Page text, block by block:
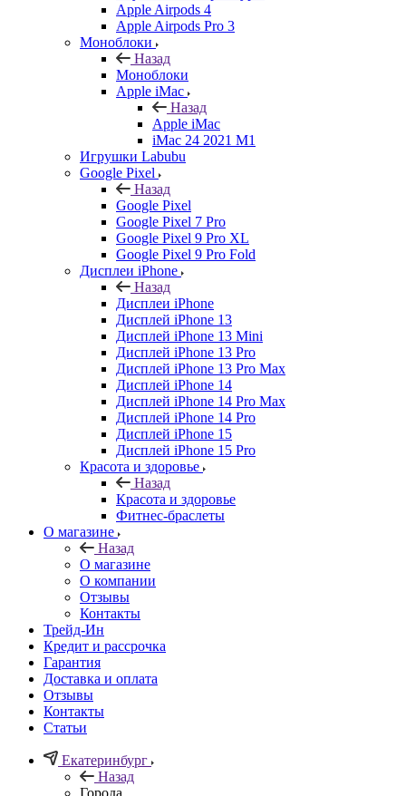
Apple Airpods 4
Apple Airpods Pro 3
Моноблоки
Назад
Моноблоки
Apple iMac
Назад
Apple iMac
iMac 24 2021 M1
Игрушки Labubu
Google Pixel
Назад
Google Pixel
Google Pixel 7 Pro
Google Pixel 9 Pro XL
Google Pixel 9 Pro Fold
Дисплеи iPhone
Назад
Дисплеи iPhone
Дисплей iPhone 13
Дисплей iPhone 13 Mini
Дисплей iPhone 13 Pro
Дисплей iPhone 13 Pro Max
Дисплей iPhone 14
Дисплей iPhone 14 Pro Max
Дисплей iPhone 14 Pro
Дисплей iPhone 15
Дисплей iPhone 15 Pro
Красота и здоровье
Назад
Красота и здоровье
Фитнес-браслеты
О магазине
Назад
О магазине
О компании
Отзывы
Контакты
Трейд-Ин
Кредит и рассрочка
Гарантия
Доставка и оплата
Отзывы
Контакты
Статьи
Екатеринбург
Назад
Города